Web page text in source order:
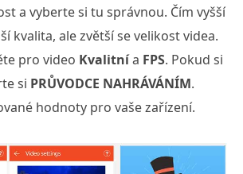
a vyberte si tu správnou. Čím vyšší
kvalita, ale zvětší se velikost videa.
pro video Kvalitnía FPS. Pokud si
si PRŮVODCE NAHRÁVÁNÍM.
hodnoty pro vaše zařízení.